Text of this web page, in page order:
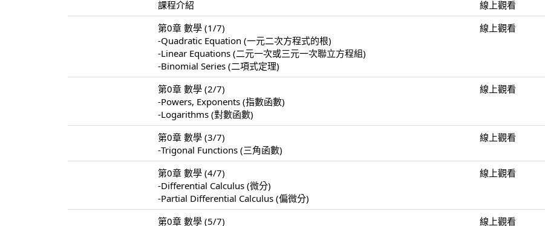
課程介紹
線上觀看
第0章 數學 (1/7)
-Quadratic Equation (一元二次方程式的根)
-Linear Equations (二元一次或三元一次聯立方程組)
-Binomial Series (二項式定理)
線上觀看
第0章 數學 (2/7)
-Powers, Exponents (指數函數)
-Logarithms (對數函數)
線上觀看
第0章 數學 (3/7)
-Trigonal Functions (三角函數)
線上觀看
第0章 數學 (4/7)
-Differential Calculus (微分)
-Partial Differential Calculus (偏微分)
線上觀看
第0章 數學 (5/7)
線上觀看